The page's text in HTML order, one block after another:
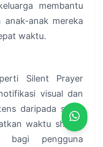
membantu
anak mereka
waktu.
Silent Prayer
visual dan
daripada suara
waktu sholat,
bagi pengguna